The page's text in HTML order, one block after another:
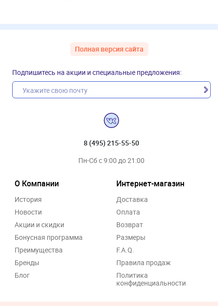
Полная версия сайта
Подпишитесь на акции и специальные предложения:
8 (495) 215-55-50
Пн-Сб с 9:00 до 21:00
О Компании
История
Новости
Акции и скидки
Бонусная программа
Преимущества
Бренды
Блог
Интернет-магазин
Доставка
Оплата
Возврат
Размеры
F.A.Q.
Правила продаж
Политика
конфиденциальности